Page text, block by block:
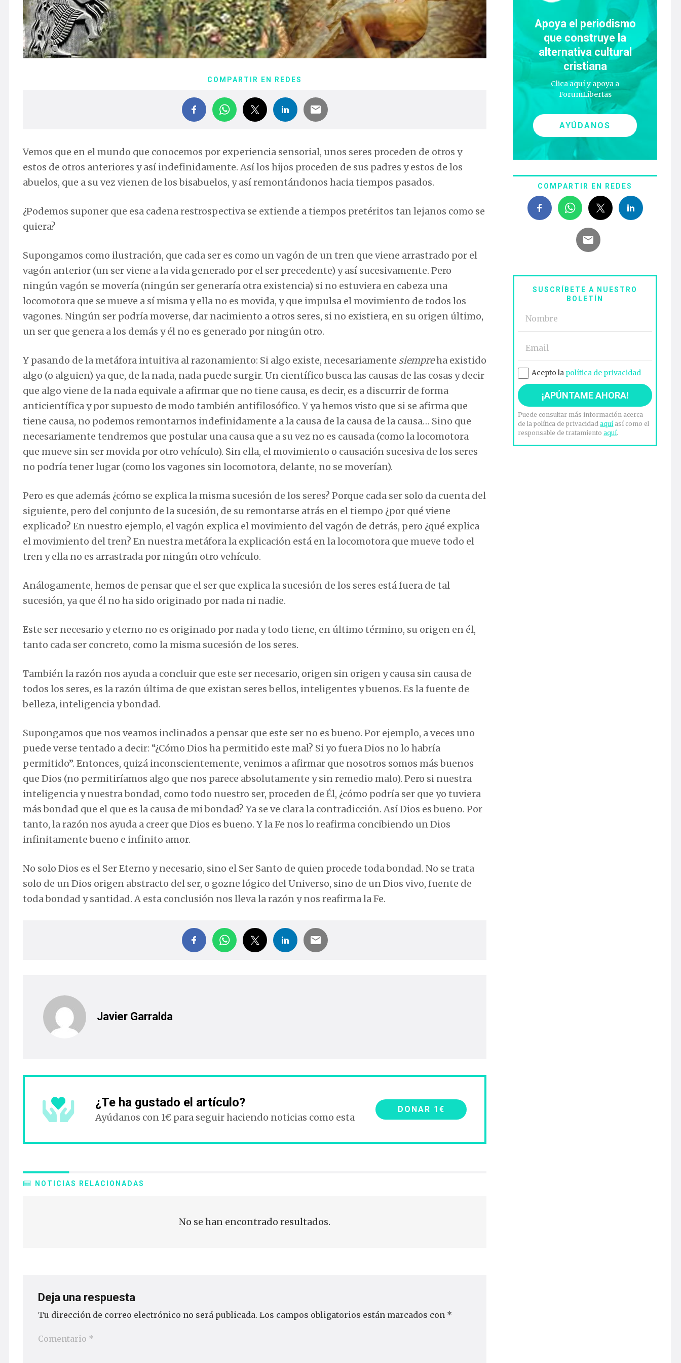
COMPARTIR EN REDES
Vemos que en el mundo que conocemos por experiencia sensorial, unos seres proceden de otros y
estos de otros anteriores y así indefinidamente. Así los hijos proceden de sus padres y estos de los
abuelos, que a su vez vienen de los bisabuelos, y así remontándonos hacia tiempos pasados.
¿Podemos suponer que esa cadena restrospectiva se extiende a tiempos pretéritos tan lejanos como se
quiera?
Supongamos como ilustración, que cada ser es como un vagón de un tren que viene arrastrado por el
vagón anterior (un ser viene a la vida generado por el ser precedente) y así sucesivamente. Pero
ningún vagón se movería (ningún ser generaría otra existencia) si no estuviera en cabeza una
locomotora que se mueve a sí misma y ella no es movida, y que impulsa el movimiento de todos los
vagones. Ningún ser podría moverse, dar nacimiento a otros seres, si no existiera, en su origen último,
un ser que genera a los demás y él no es generado por ningún otro.
Y pasando de la metáfora intuitiva al razonamiento: Si algo existe, necesariamente siempreha existido
algo (o alguien) ya que, de la nada, nada puede surgir. Un científico busca las causas de las cosas y decir
que algo viene de la nada equivale a afirmar que no tiene causa, es decir, es a discurrir de forma
anticientífica y por supuesto de modo también antifilosófico. Y ya hemos visto que si se afirma que
tiene causa, no podemos remontarnos indefinidamente a la causa de la causa de la causa… Sino que
necesariamente tendremos que postular una causa que a su vez no es causada (como la locomotora
que mueve sin ser movida por otro vehículo). Sin ella, el movimiento o causación sucesiva de los seres
no podría tener lugar (como los vagones sin locomotora, delante, no se moverían).
Pero es que además ¿cómo se explica la misma sucesión de los seres? Porque cada ser solo da cuenta del
siguiente, pero del conjunto de la sucesión, de su remontarse atrás en el tiempo ¿por qué viene
explicado? En nuestro ejemplo, el vagón explica el movimiento del vagón de detrás, pero ¿qué explica
el movimiento del tren? En nuestra metáfora la explicación está en la locomotora que mueve todo el
tren y ella no es arrastrada por ningún otro vehículo.
Análogamente, hemos de pensar que el ser que explica la sucesión de los seres está fuera de tal
sucesión, ya que él no ha sido originado por nada ni nadie.
Este ser necesario y eterno no es originado por nada y todo tiene, en último término, su origen en él,
tanto cada ser concreto, como la misma sucesión de los seres.
También la razón nos ayuda a concluir que este ser necesario, origen sin origen y causa sin causa de
todos los seres, es la razón última de que existan seres bellos, inteligentes y buenos. Es la fuente de
belleza, inteligencia y bondad.
Supongamos que nos veamos inclinados a pensar que este ser no es bueno. Por ejemplo, a veces uno
puede verse tentado a decir: “¿Cómo Dios ha permitido este mal? Si yo fuera Dios no lo habría
permitido”. Entonces, quizá inconscientemente, venimos a afirmar que nosotros somos más buenos
que Dios (no permitiríamos algo que nos parece absolutamente y sin remedio malo). Pero si nuestra
inteligencia y nuestra bondad, como todo nuestro ser, proceden de Él, ¿cómo podría ser que yo tuviera
más bondad que el que es la causa de mi bondad? Ya se ve clara la contradicción. Así Dios es bueno. Por
tanto, la razón nos ayuda a creer que Dios es bueno. Y la Fe nos lo reafirma concibiendo un Dios
infinitamente bueno e infinito amor.
No solo Dios es el Ser Eterno y necesario, sino el Ser Santo de quien procede toda bondad. No se trata
solo de un Dios origen abstracto del ser, o gozne lógico del Universo, sino de un Dios vivo, fuente de
toda bondad y santidad. A esta conclusión nos lleva la razón y nos reafirma la Fe.
Javier Garralda
¿Te ha gustado el artículo?
Ayúdanos con 1€ para seguir haciendo noticias como esta
DONAR 1€
NOTICIAS RELACIONADAS
No se han encontrado resultados.
Deja una respuesta
Tu dirección de correo electrónico no será publicada. Los campos obligatorios están marcados con *
Apoya el periodismo
que construye la
alternativa cultural
cristiana
Clica aquí y apoya a
ForumLibertas
AYÚDANOS
COMPARTIR EN REDES
SUSCRÍBETE A NUESTRO
BOLETÍN
Acepto la política de privacidad
Puede consultar más información acerca
de la política de privacidadaquíasí como el
responsable de tratamientoaquí.